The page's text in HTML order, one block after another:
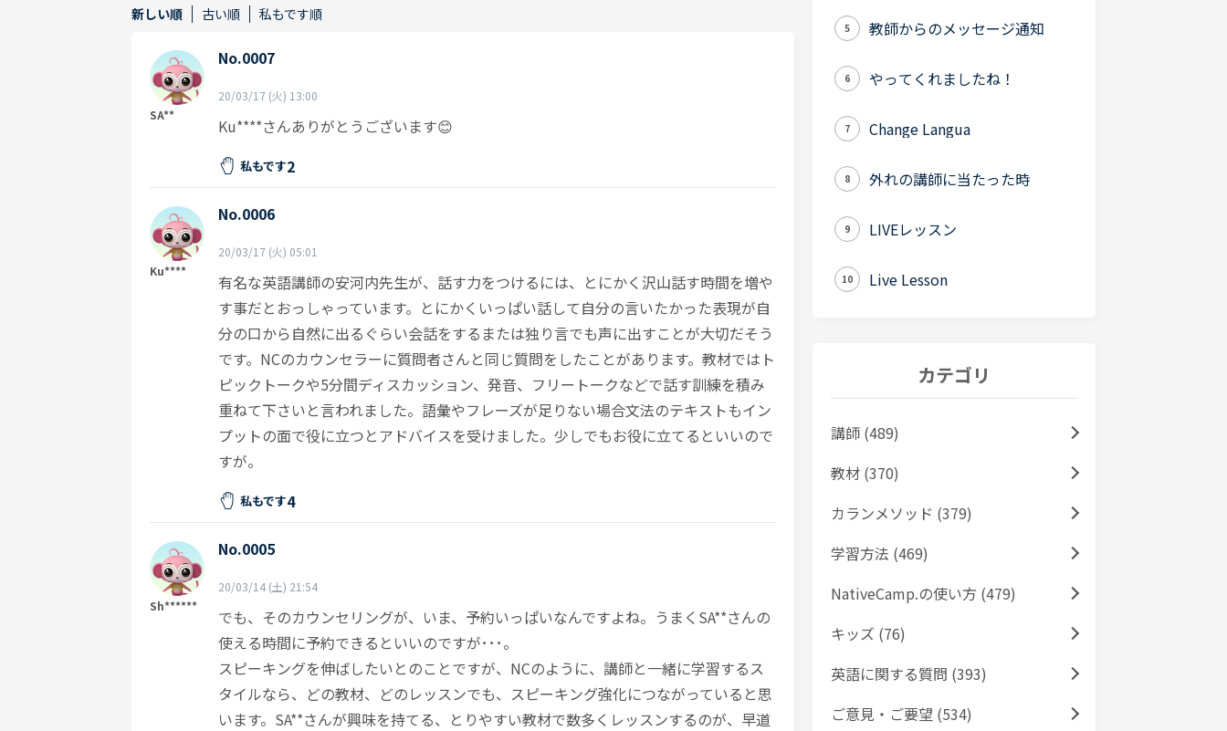
新しい順 古い順 私もです順
SA**
No.0007
20/03/17 (火) 13:00
Ku****さんありがとうございます😊
私もです2
Ku****
No.0006
20/03/17 (火) 05:01
有名な英語講師の安河内先生が、話す力をつけるには、とにかく沢山話す時間を増や
す事だとおっしゃっています。とにかくいっぱい話して自分の言いたかった表現が自
分の口から自然に出るぐらい会話をするまたは独り言でも声に出すことが大切だそう
です。NCのカウンセラーに質問者さんと同じ質問をしたことがあります。教材ではト
ピックトークや5分間ディスカッション、発音、フリートークなどで話す訓練を積み
重ねて下さいと言われました。語彙やフレーズが足りない場合文法のテキストもイン
プットの面で役に立つとアドバイスを受けました。少しでもお役に立てるといいので
すが。
私もです4
Sh******
No.0005
20/03/14 (土) 21:54
でも、そのカウンセリングが、いま、予約いっぱいなんですよね。うまくSA**さんの
使える時間に予約できるといいのですが･･･。
スピーキングを伸ばしたいとのことですが、NCのように、講師と一緒に学習するス
タイルなら、どの教材、どのレッスンでも、スピーキング強化につながっていると思
います。SA**さんが興味を持てる、とりやすい教材で数多くレッスンするのが、早道
5 教師からのメッセージ通知
6 やってくれましたね！
7 Change Langua
8 外れの講師に当たった時
9 LIVEレッスン
10 Live Lesson
カテゴリ
講師 (489)
教材 (370)
カランメソッド (379)
学習方法 (469)
NativeCamp.の使い方 (479)
キッズ (76)
英語に関する質問 (393)
ご意見・ご要望 (534)